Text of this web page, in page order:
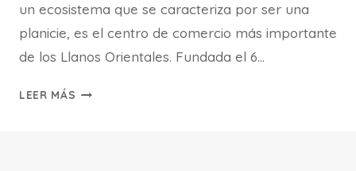
un ecosistema que se caracteriza por ser una
planicie, es el centro de comercio más importante
de los Llanos Orientales. Fundada el 6…
LEER MÁS VILLAVICENCIO